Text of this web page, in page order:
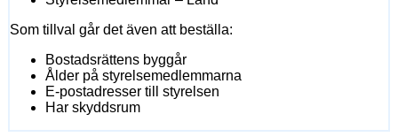
Som tillval går det även att beställa:
Bostadsrättens byggår
Ålder på styrelsemedlemmarna
E-postadresser till styrelsen
Har skyddsrum